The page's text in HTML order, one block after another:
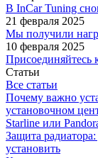
В InCar Tuning
21 февраля 2025
Мы получили
10 февраля 2025
Присоединяйтесь
Статьи
Все статьи
Почему важно
установочном
Starline или
Защита
установить